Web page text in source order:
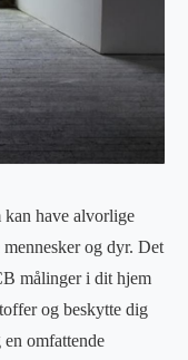
have alvorlige
og dyr. Det
målinger i dit hjem
og beskytte dig
omfattende